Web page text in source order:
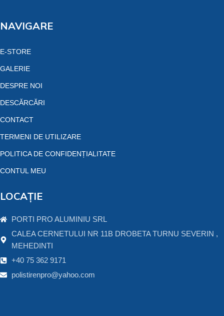
NAVIGARE
E-STORE
GALERIE
DESPRE NOI
DESCĂRCĂRI
CONTACT
TERMENI DE UTILIZARE
POLITICA DE CONFIDENȚIALITATE
CONTUL MEU
LOCAȚIE
PORTI PRO ALUMINIU SRL
CALEA CERNETULUI NR 11B DROBETA TURNU SEVERIN ,
MEHEDINTI
+40 75 362 9171
polistirenpro@yahoo.com